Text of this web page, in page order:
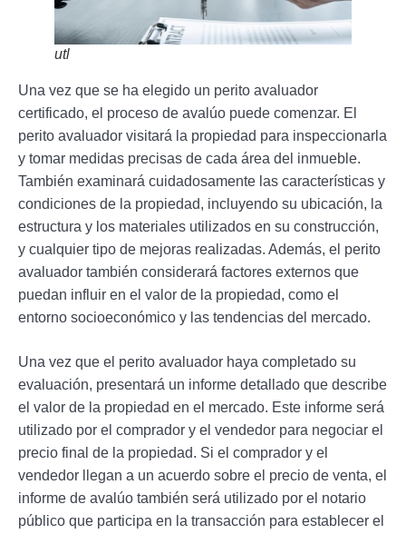
utl
Una vez que se ha elegido un perito avaluador
certificado, el proceso de avalúo puede comenzar. El
perito avaluador visitará la propiedad para inspeccionarla
y tomar medidas precisas de cada área del inmueble.
También examinará cuidadosamente las características y
condiciones de la propiedad, incluyendo su ubicación, la
estructura y los materiales utilizados en su construcción,
y cualquier tipo de mejoras realizadas. Además, el perito
avaluador también considerará factores externos que
puedan influir en el valor de la propiedad, como el
entorno socioeconómico y las tendencias del mercado.
Una vez que el perito avaluador haya completado su
evaluación, presentará un informe detallado que describe
el valor de la propiedad en el mercado. Este informe será
utilizado por el comprador y el vendedor para negociar el
precio final de la propiedad. Si el comprador y el
vendedor llegan a un acuerdo sobre el precio de venta, el
informe de avalúo también será utilizado por el notario
público que participa en la transacción para establecer el